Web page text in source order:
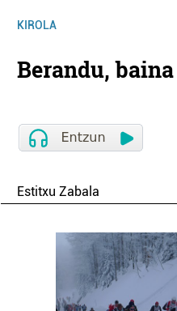
KIROLA
Berandu,
Estitxu Zabala